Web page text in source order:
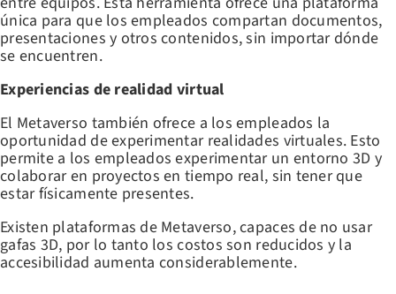
única para que los empleados compartan documentos,
presentaciones y otros contenidos, sin importar dónde
se encuentren.
Experiencias de realidad virtual
El Metaverso también ofrece a los empleados la
oportunidad de experimentar realidades virtuales. Esto
permite a los empleados experimentar un entorno 3D y
colaborar en proyectos en tiempo real, sin tener que
estar físicamente presentes.
Existen plataformas de Metaverso, capaces de no usar
gafas 3D, por lo tanto los costos son reducidos y la
accesibilidad aumenta considerablemente.